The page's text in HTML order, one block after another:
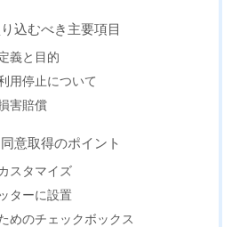
込むべき主要項目
義と目的
用停止について
害賠償
意取得のポイント
スタマイズ
ターに設置
めのチェックボックス